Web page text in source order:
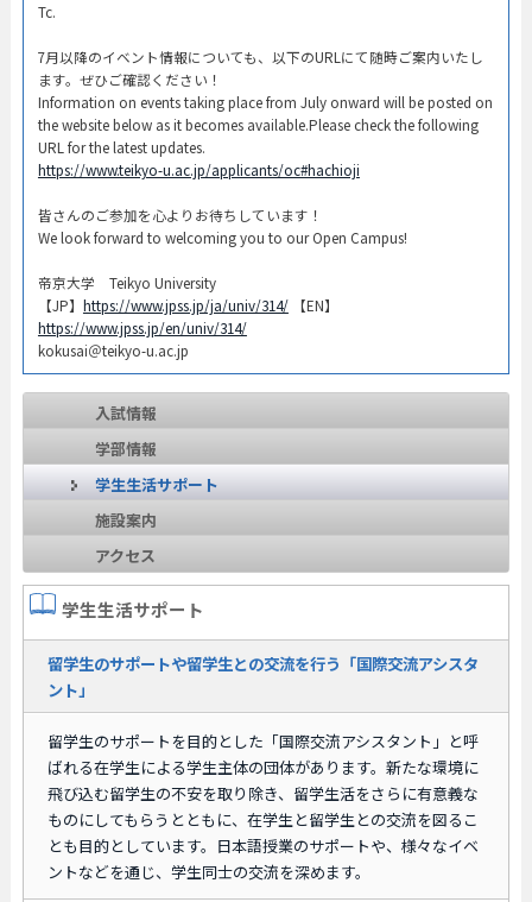
Tc.
7月以降のイベント情報についても、以下のURLにて随時ご案内いたし
ます。ぜひご確認ください！
Information on events taking place from July onward will be posted on
the website below as it becomes available.Please check the following
URL for the latest updates.
https://www.teikyo-u.ac.jp/applicants/oc#hachioji
皆さんのご参加を心よりお待ちしています！​
We look forward to welcoming you to our Open Campus!​
帝京大学 Teikyo University
【JP】 https://www.jpss.jp/ja/univ/314/【EN】
https://www.jpss.jp/en/univ/314/
kokusai＠teikyo-u.ac.jp
入試情報
学部情報
学生生活サポート
施設案内
アクセス
学生生活サポート
留学生のサポートや留学生との交流を行う「国際交流アシスタ
ント」
留学生のサポートを目的とした「国際交流アシスタント」と呼
ばれる在学生による学生主体の団体があります。新たな環境に
飛び込む留学生の不安を取り除き、留学生活をさらに有意義な
ものにしてもらうとともに、在学生と留学生との交流を図るこ
とも目的としています。日本語授業のサポートや、様々なイベ
ントなどを通じ、学生同士の交流を深めます。